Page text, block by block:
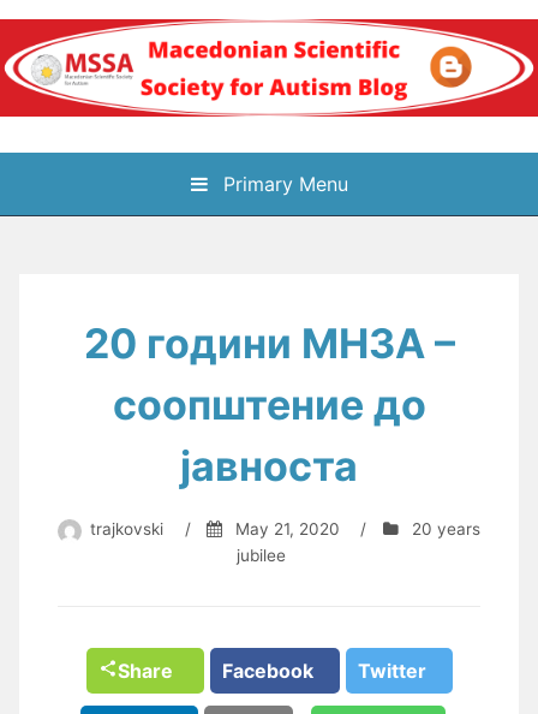
Skip
content
Блог на
Македонското научно
аутизам
Primary Menu
20 години МНЗА –
соопштение до
јавноста
trajkovski / May 21, 2020 /
20 years
jubilee
Share Facebook Twitter